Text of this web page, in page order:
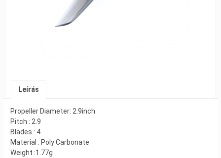
Leírás
Propeller Diameter: 2.9inch
Pitch : 2.9
Blades : 4
Material : Poly Carbonate
Weight :1.77g